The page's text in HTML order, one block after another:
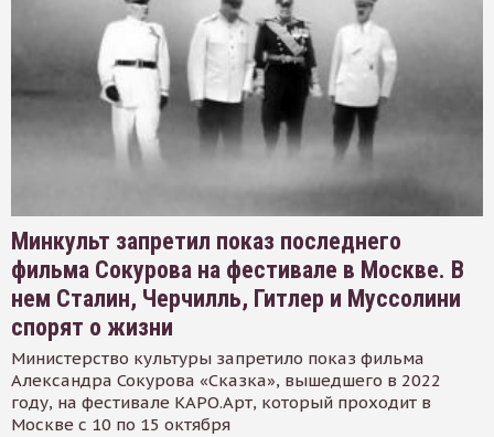
Минкульт запретил показ последнего
фильма Сокурова на фестивале в Москве. В
нем Сталин, Черчилль, Гитлер и Муссолини
спорят о жизни
Министерство культуры запретило показ фильма
Александра Сокурова «Сказка», вышедшего в 2022
году, на фестивале КАРО.Арт, который проходит в
Москве с 10 по 15 октября